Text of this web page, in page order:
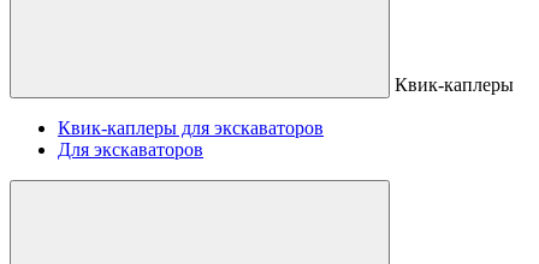
Квик-каплеры
Квик-каплеры для экскаваторов
Для экскаваторов